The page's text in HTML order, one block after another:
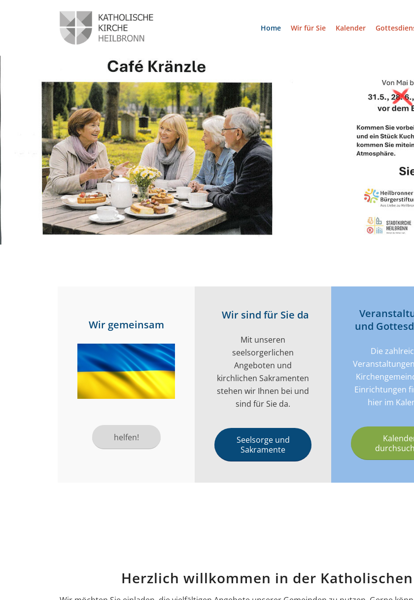
Home Wir für Sie Kalender
Wir gemeinsam
helfen!
Wir sind für Sie da
Mit unseren
seelsorgerlichen
Angeboten und
kirchlichen Sakramenten
stehen wir Ihnen bei und
sind für Sie da.
Seelsorge und
Sakramente
und
Die
Einrichtungen
hier im
Herzlich willkommen in der